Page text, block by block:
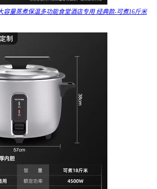
容量蒸煮保温多功能食堂酒店专用 经典款-可煮16斤米